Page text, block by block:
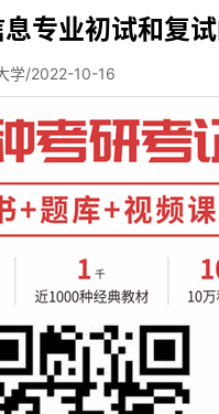
专业初试和复
学/2022-10-16